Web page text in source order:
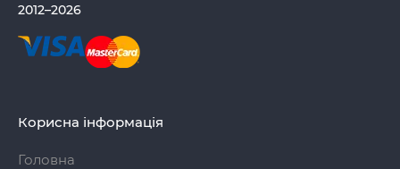
2012–2026
Корисна інформація
Головна